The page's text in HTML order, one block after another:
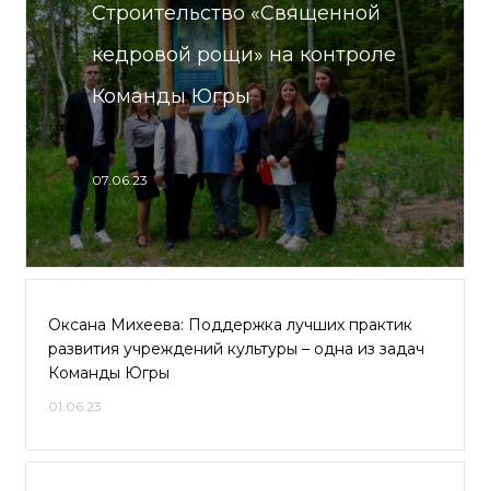
Строительство «Священной
кедровой рощи» на контроле
Команды Югры
07.06.23
Оксана Михеева: Поддержка лучших практик
развития учреждений культуры – одна из задач
Команды Югры
01.06.23